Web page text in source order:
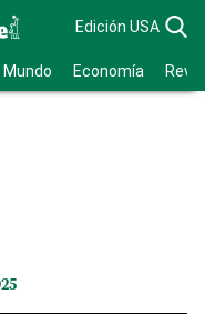
Edición USA
Mundo Economía